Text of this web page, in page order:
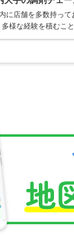
に店舗を多数持っ
多様な経験を積むこ